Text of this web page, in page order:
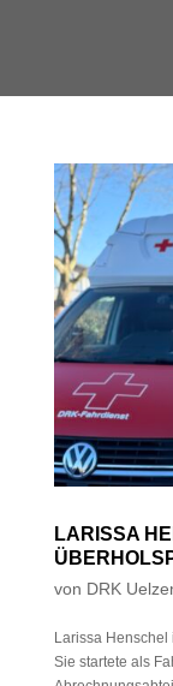
LARISSA
von DRK
Larissa Henschel
Sie startete als